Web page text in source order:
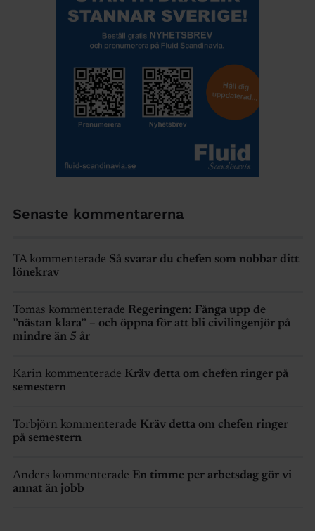
Senaste kommentarerna
TA kommenterade Så svarar du chefen som nobbar ditt
lönekrav
Tomas kommenterade Regeringen: Fånga upp de
”nästan klara” – och öppna för att bli civilingenjör på
mindre än 5 år
Karin kommenterade Kräv detta om chefen ringer på
semestern
Torbjörn kommenterade Kräv detta om chefen ringer
på semestern
Anders kommenterade En timme per arbetsdag gör vi
annat än jobb